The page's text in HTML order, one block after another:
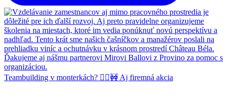
Teambuilding v monterkách? 👷‍♂️🚧 Aj firemná akcia